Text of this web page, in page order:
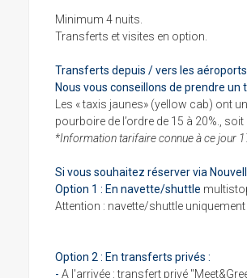
Minimum 4 nuits.
Transferts et visites en option.
Transferts depuis / vers les
Nous vous conseillons de prendre un
Les « taxis jaunes» (yellow cab) ont
pourboire de l’ordre de 15 à 20%.,
*Information tarifaire connue à ce jour
Si vous souhaitez réserver via
Option 1 : En navette/shuttle
Attention : navette/shuttle
Option 2 : En transferts privés :
- A l'arrivée : transfert privé